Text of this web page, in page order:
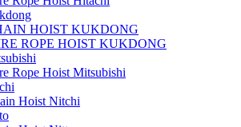
HOIST KUKDONG
ROPE HOIST KUKDONG
Rope Hoist Mitsubishi
Hoist Nitchi